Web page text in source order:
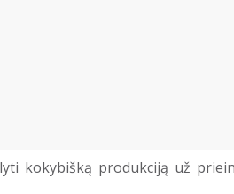
kokybišką produkciją už